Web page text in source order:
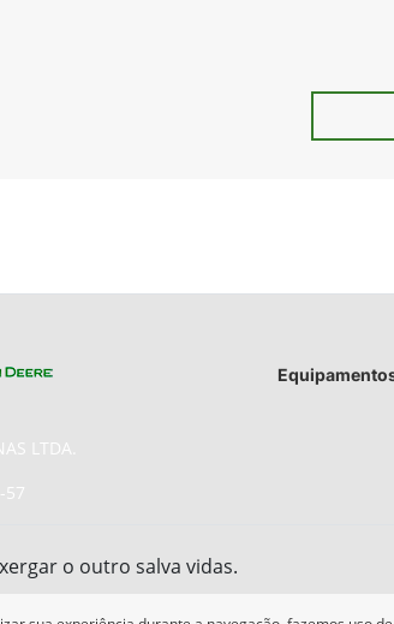
LTDA.
57
o outro salva vidas.